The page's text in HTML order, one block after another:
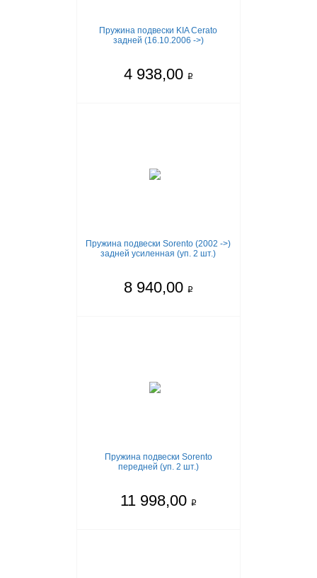
Пружина подвески KIA Cerato
задней (16.10.2006 ->)
4 938,00 q
Пружина подвески Sorento (2002 ->)
задней усиленная (уп. 2 шт.)
8 940,00 q
Пружина подвески Sorento
передней (уп. 2 шт.)
11 998,00 q